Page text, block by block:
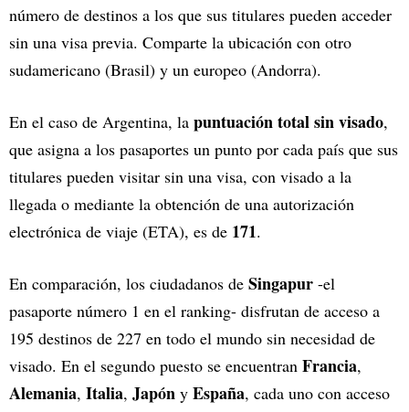
número de destinos a los que sus titulares pueden acceder
sin una visa previa. Comparte la ubicación con otro
sudamericano (Brasil) y un europeo (Andorra).
En el caso de Argentina, la puntuación total sin visado,
que asigna a los pasaportes un punto por cada país que sus
titulares pueden visitar sin una visa, con visado a la
llegada o mediante la obtención de una autorización
electrónica de viaje (ETA), es de 171.
En comparación, los ciudadanos de Singapur -el
pasaporte número 1 en el ranking- disfrutan de acceso a
195 destinos de 227 en todo el mundo sin necesidad de
visado. En el segundo puesto se encuentran Francia,
Alemania, Italia, Japón y España, cada uno con acceso